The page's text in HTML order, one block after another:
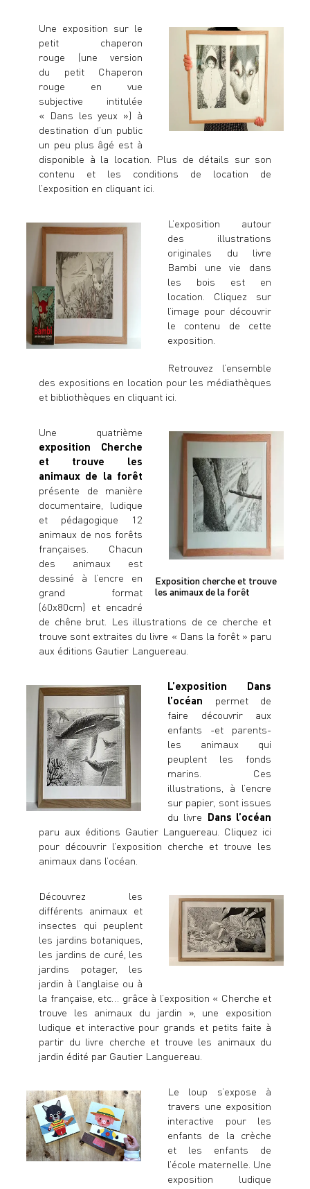
Une exposition sur le
petit chaperon
rouge (une version
du petit Chaperon
rouge en vue
subjective intitulée
« Dans les yeux ») à
destination d’un public
un peu plus âgé est à
disponible à la location. Plus de détails sur son
contenu et les conditions de location de
l’exposition en cliquant ici
L’exposition autour
des illustrations
originales du livre
Bambi une vie dans
les bois est en
location. Cliquez sur
l’image pour découvrir
le contenu de cette
exposition.
Retrouvez l’ensemble
des expositions en location pour les médiathèques
et bibliothèques en cliquant ici.
Exposition cherche et trouve
les animaux de la forêt
Une quatrième
exposition Cherche
et trouve les
animaux de la forêt
présente de manière
documentaire, ludique
et pédagogique 12
animaux de nos forêts
françaises. Chacun
des animaux est
dessiné à l’encre en
grand format
(60x80cm) et encadré
de chêne brut. Les illustrations de ce cherche et
trouve sont extraites du livre « Dans la forêt» paru
aux éditions Gautier Languereau.
L’exposition Dans
l’océan permet de
faire découvrir aux
enfants -et parents-
les animaux qui
peuplent les fonds
marins. Ces
illustrations, à l’encre
sur papier, sont issues
du livre Dans l’océan
paru aux éditions Gautier Languereau. Cliquez ici
pour découvrir l’exposition cherche et trouve les
animaux dans l’océan
Découvrez les
différents animaux et
insectes qui peuplent
les jardins botaniques,
les jardins de curé, les
jardins potager, les
jardin à l’anglaise ou à
la française, etc… grâce à l’exposition « Cherche et
trouve les animaux du jardin », une exposition
ludique et interactive pour grands et petits faite à
partir du livre cherche et trouve les animaux du
jardin édité par Gautier Languereau.
Le loup s’expose à
travers une exposition
interactive pour les
enfants de la crèche
et les enfants de
l’école maternelle. Une
exposition ludique